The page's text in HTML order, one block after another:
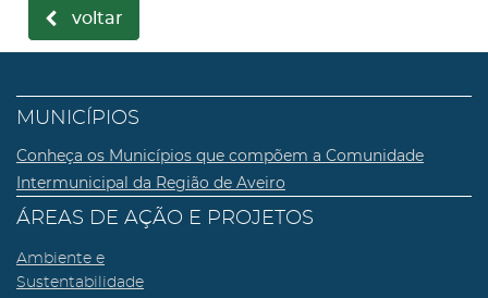
voltar
MUNICÍPIOS
Conheça os Municípios que compõem a Comunidade
Intermunicipal da Região de Aveiro
ÁREAS DE AÇÃO E PROJETOS
Ambiente e
Sustentabilidade